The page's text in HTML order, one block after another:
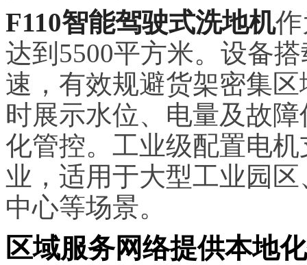
F110智能驾驶式洗地机
达到5500平方米。设备
速，有效规避货架密集
时展示水位、电量及故
化管控。工业级配置电
业，适用于大型工业园
中心等场景。
区域服务网络提供本地